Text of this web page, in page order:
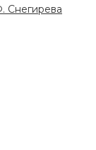
Снегирева